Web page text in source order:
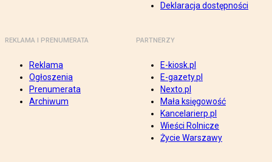
Deklaracja dostępności
REKLAMA I PRENUMERATA
Reklama
Ogłoszenia
Prenumerata
Archiwum
PARTNERZY
E-kiosk.pl
E-gazety.pl
Nexto.pl
Mała księgowość
Kancelarierp.pl
Wieści Rolnicze
Życie Warszawy